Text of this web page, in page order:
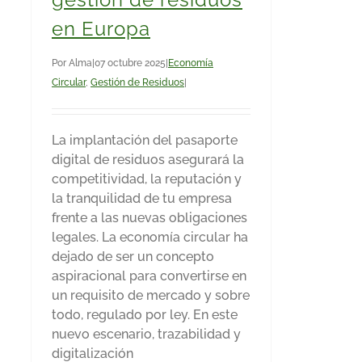
en Europa
Por Alma|07 octubre 2025|Economía
Circular, Gestión de Residuos|
La implantación del pasaporte
digital de residuos asegurará la
competitividad, la reputación y
la tranquilidad de tu empresa
frente a las nuevas obligaciones
legales. La economía circular ha
dejado de ser un concepto
aspiracional para convertirse en
un requisito de mercado y sobre
todo, regulado por ley. En este
nuevo escenario, trazabilidad y
digitalización